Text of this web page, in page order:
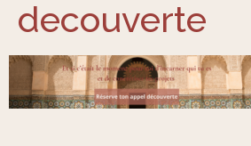
decouverte